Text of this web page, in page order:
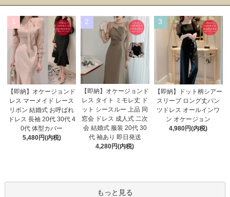
1
【即納】オケージョンド
レス マーメイド レース
リボン 結婚式 お呼ばれ
ドレス 長袖 20代 30代 4
0代 体型カバー
5,480円(内税)
2
【即納】オケージョンド
レス タイト ミモレ丈 ド
ット シースルー 上品 同
窓会 ドレス 成人式 二次
会 結婚式 服装 20代 30
代 袖あり 即日発送
4,280円(内税)
3
【即納】ドット柄シアー
スリーブ ロング丈パン
ツドレス オールインワ
ン オケージョン
4,980円(内税)
もっと見る